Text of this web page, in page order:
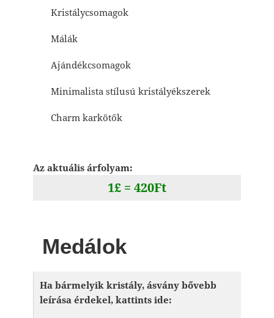
Kristálycsomagok
Málák
Ajándékcsomagok
Minimalista stílusú kristályékszerek
Charm karkötők
Az aktuális árfolyam:
1£ = 420Ft
Medálok
Ha bármelyik kristály, ásvány bővebb
leírása érdekel, kattints ide: